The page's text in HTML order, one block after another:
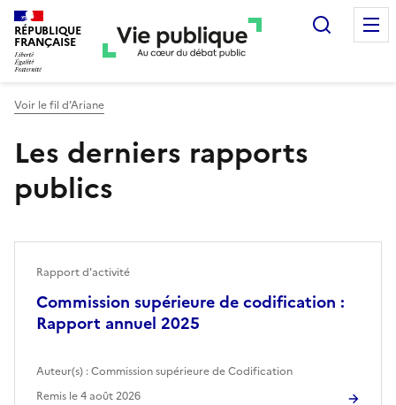
RÉPUBLIQUE
FRANÇAISE
Voir le fil d’Ariane
Les derniers rapports
publics
Commission supérieure de codification :
Rapport annuel 2025
Rapport d'activité
Auteur(s) :Commission supérieure de Codification
Remis le4 août 2026